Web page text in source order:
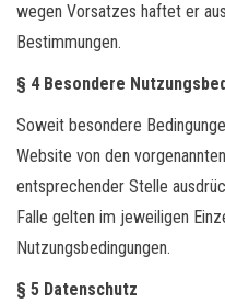
wegen Vorsatzes haftet er
Bestimmungen.
§ 4 Besondere
Soweit besondere
Website von den
entsprechender Stelle
Falle gelten im jeweiligen
Nutzungsbedingungen.
§ 5 Datenschutz